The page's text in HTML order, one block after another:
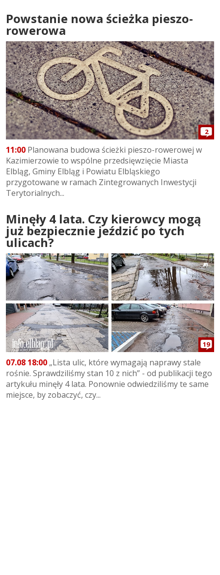
Powstanie nowa ścieżka pieszo-
rowerowa
2
11:00 Planowana budowa ścieżki pieszo-rowerowej w
Kazimierzowie to wspólne przedsięwzięcie Miasta
Elbląg, Gminy Elbląg i Powiatu Elbląskiego
przygotowane w ramach Zintegrowanych Inwestycji
Terytorialnych...
Minęły 4 lata. Czy kierowcy mogą
już bezpiecznie jeździć po tych
ulicach?
19
07.08 18:00 „Lista ulic, które wymagają naprawy stale
rośnie. Sprawdziliśmy stan 10 z nich” - od publikacji tego
artykułu minęły 4 lata. Ponownie odwiedziliśmy te same
miejsce, by zobaczyć, czy...